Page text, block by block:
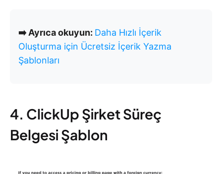
➡️ Ayrıca okuyun: Daha Hızlı İçerik
Oluşturma için Ücretsiz İçerik Yazma
Şablonları
4. ClickUp Şirket Süreç
Belgesi Şablon